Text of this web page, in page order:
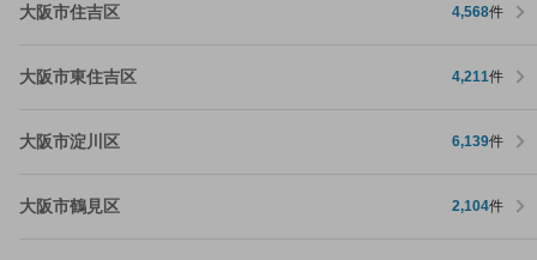
大阪市住吉区 4,568件
大阪市東住吉区 4,211件
大阪市淀川区 6,139件
大阪市鶴見区 2,104件